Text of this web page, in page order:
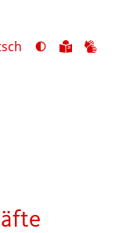
Ansicht
Zu